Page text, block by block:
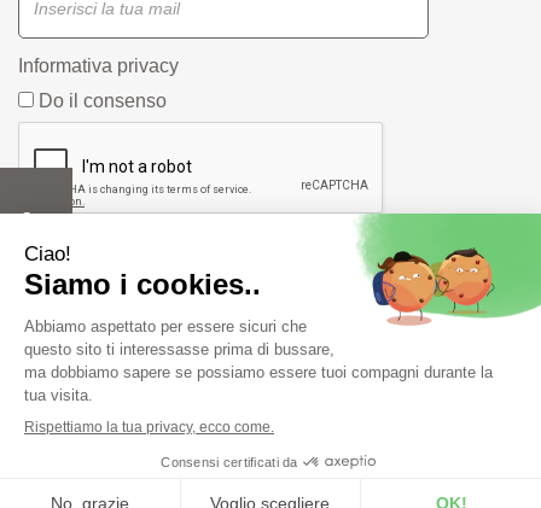
Informativa privacy
Do il consenso
Farmacia Fiorentini snc di Bergonzi Vittorio e C.Piazza
Duca D'Aosta, 1/A 42019 Scandiano ( RE) -
info@farmastore.it- Tel:0522857517
Powered by Prenofa Web Design Fulcri srl